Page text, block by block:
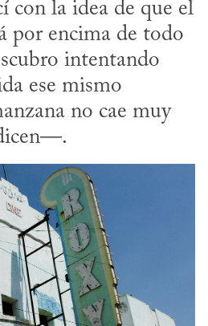
por encima de todo
intentando
ese mismo
no cae muy